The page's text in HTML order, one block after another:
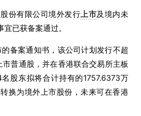
份有限公司境外发行上市及境内未
宜已获备案通过。
备案通知书，该公司计划发行不超
普通股，并在香港联合交易所主板
股东拟将合计持有的1757.6373万
换为境外上市股份，未来可在香港